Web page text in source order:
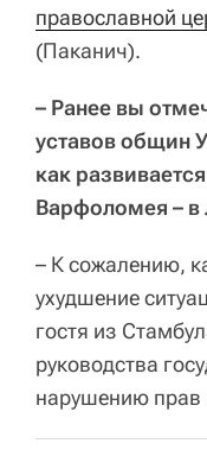
православной
(Паканич).
– Ранее вы
уставов общин
как
Варфоломея – в
– К сожалению,
ухудшение
гостя из
руководства
нарушению прав